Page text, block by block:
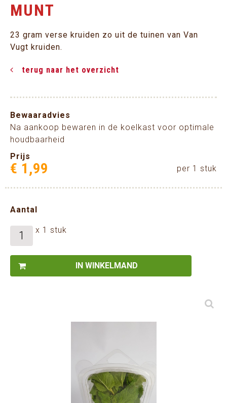
MUNT
23 gram verse kruiden zo uit de tuinen van Van
Vugt kruiden.
terug naar het overzicht
Bewaaradvies
Na aankoop bewaren in de koelkast voor optimale
houdbaarheid
Prijs
€ 1 ,99 per 1 stuk
Aantal
x 1 stuk
IN WINKELMAND